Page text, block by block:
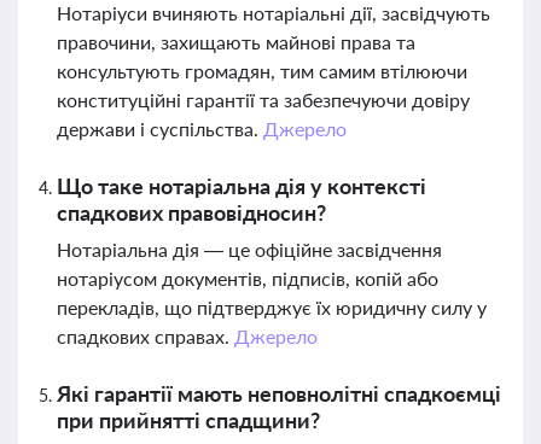
Нотаріуси вчиняють нотаріальні дії, засвідчують
правочини, захищають майнові права та
консультують громадян, тим самим втілюючи
конституційні гарантії та забезпечуючи довіру
держави і суспільства. Джерело
Що таке нотаріальна дія у контексті
спадкових правовідносин?
Нотаріальна дія — це офіційне засвідчення
нотаріусом документів, підписів, копій або
перекладів, що підтверджує їх юридичну силу у
спадкових справах. Джерело
Які гарантії мають неповнолітні спадкоємці
при прийнятті спадщини?